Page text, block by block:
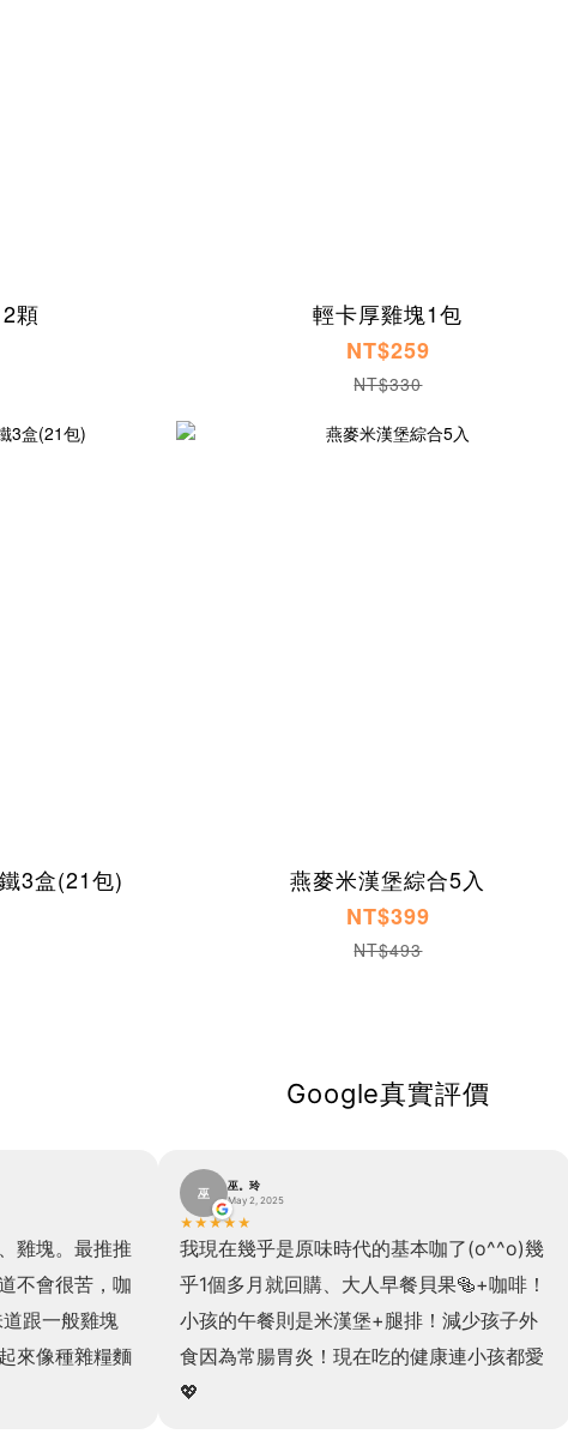
顆
輕卡厚雞塊1包
NT$259
NT$330
3盒(21包)
燕麥米漢堡綜合5入
NT$399
NT$493
Google真實評價
雞塊。最推推
不會很苦，咖
跟一般雞塊
來像種雜糧麵
巫 巫。玲
May 2, 2025
★ ★ ★★ ★
我現在幾乎是原味時代的基本咖了(o^^o)幾
乎1個多月就回購、大人早餐貝果🥯+咖啡！
小孩的午餐則是米漢堡+腿排！減少孩子外
食因為常腸胃炎！現在吃的健康連小孩都愛
💖